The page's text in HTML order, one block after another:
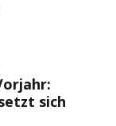
sich